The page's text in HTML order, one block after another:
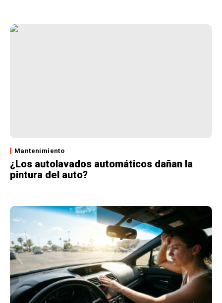
Mantenimiento
¿Los autolavados automáticos dañan la
pintura del auto?